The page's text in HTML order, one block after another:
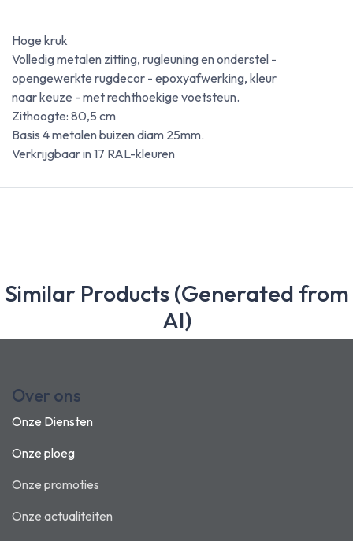
Hoge kruk
Volledig metalen zitting, rugleuning en onderstel -
opengewerkte rugdecor - epoxyafwerking, kleur
naar keuze - met rechthoekige voetsteun.
Zithoogte: 80,5 cm
Basis 4 metalen buizen diam 25mm.
Verkrijgbaar in 17 RAL-kleuren
Similar Products (Generated from
AI)
Over ons
Onze Diensten
Onze ploeg
Onze promoties
Onze actualiteiten